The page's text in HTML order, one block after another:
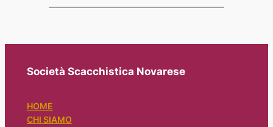
Società Scacchistica Novarese
HOME
CHI SIAMO